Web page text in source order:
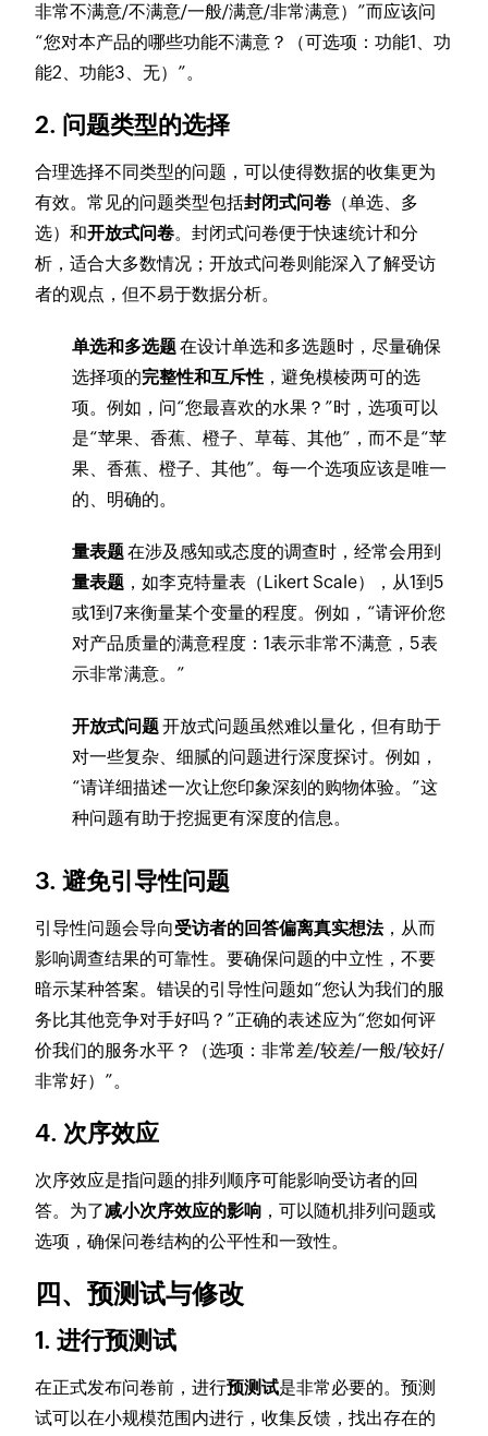
非常不满意/不满意/一般/满意/非常满意）”而应该问
“您对本产品的哪些功能不满意？（可选项：功能1、功
能2、功能3、无）”。
2. 问题类型的选择
合理选择不同类型的问题，可以使得数据的收集更为
有效。常见的问题类型包括封闭式问卷 （单选、多
选）和开放式问卷。封闭式问卷便于快速统计和分
析，适合大多数情况；开放式问卷则能深入了解受访
者的观点，但不易于数据分析。
单选和多选题在设计单选和多选题时，尽量确保
选择项的完整性和互斥性 ，避免模棱两可的选
项。例如，问“您最喜欢的水果？”时，选项可以
是“苹果、香蕉、橙子、草莓、其他”，而不是“苹
果、香蕉、橙子、其他”。每一个选项应该是唯一
的、明确的。
量表题在涉及感知或态度的调查时，经常会用到
量表题 ，如李克特量表（Likert Scale），从1到5
或1到7来衡量某个变量的程度。例如，“请评价您
对产品质量的满意程度：1表示非常不满意，5表
示非常满意。”
开放式问题开放式问题虽然难以量化，但有助于
对一些复杂、细腻的问题进行深度探讨。例如，
“请详细描述一次让您印象深刻的购物体验。”这
种问题有助于挖掘更有深度的信息。
3. 避免引导性问题
引导性问题会导向受访者的回答偏离真实想法，从而
影响调查结果的可靠性。要确保问题的中立性，不要
暗示某种答案。错误的引导性问题如“您认为我们的服
务比其他竞争对手好吗？”正确的表述应为“您如何评
价我们的服务水平？（选项：非常差/较差/一般/较好/
非常好）”。
4. 次序效应
次序效应是指问题的排列顺序可能影响受访者的回
答。为了减小次序效应的影响 ，可以随机排列问题或
选项，确保问卷结构的公平性和一致性。
四、预测试与修改
1. 进行预测试
在正式发布问卷前，进行预测试是非常必要的。预测
试可以在小规模范围内进行，收集反馈，找出存在的